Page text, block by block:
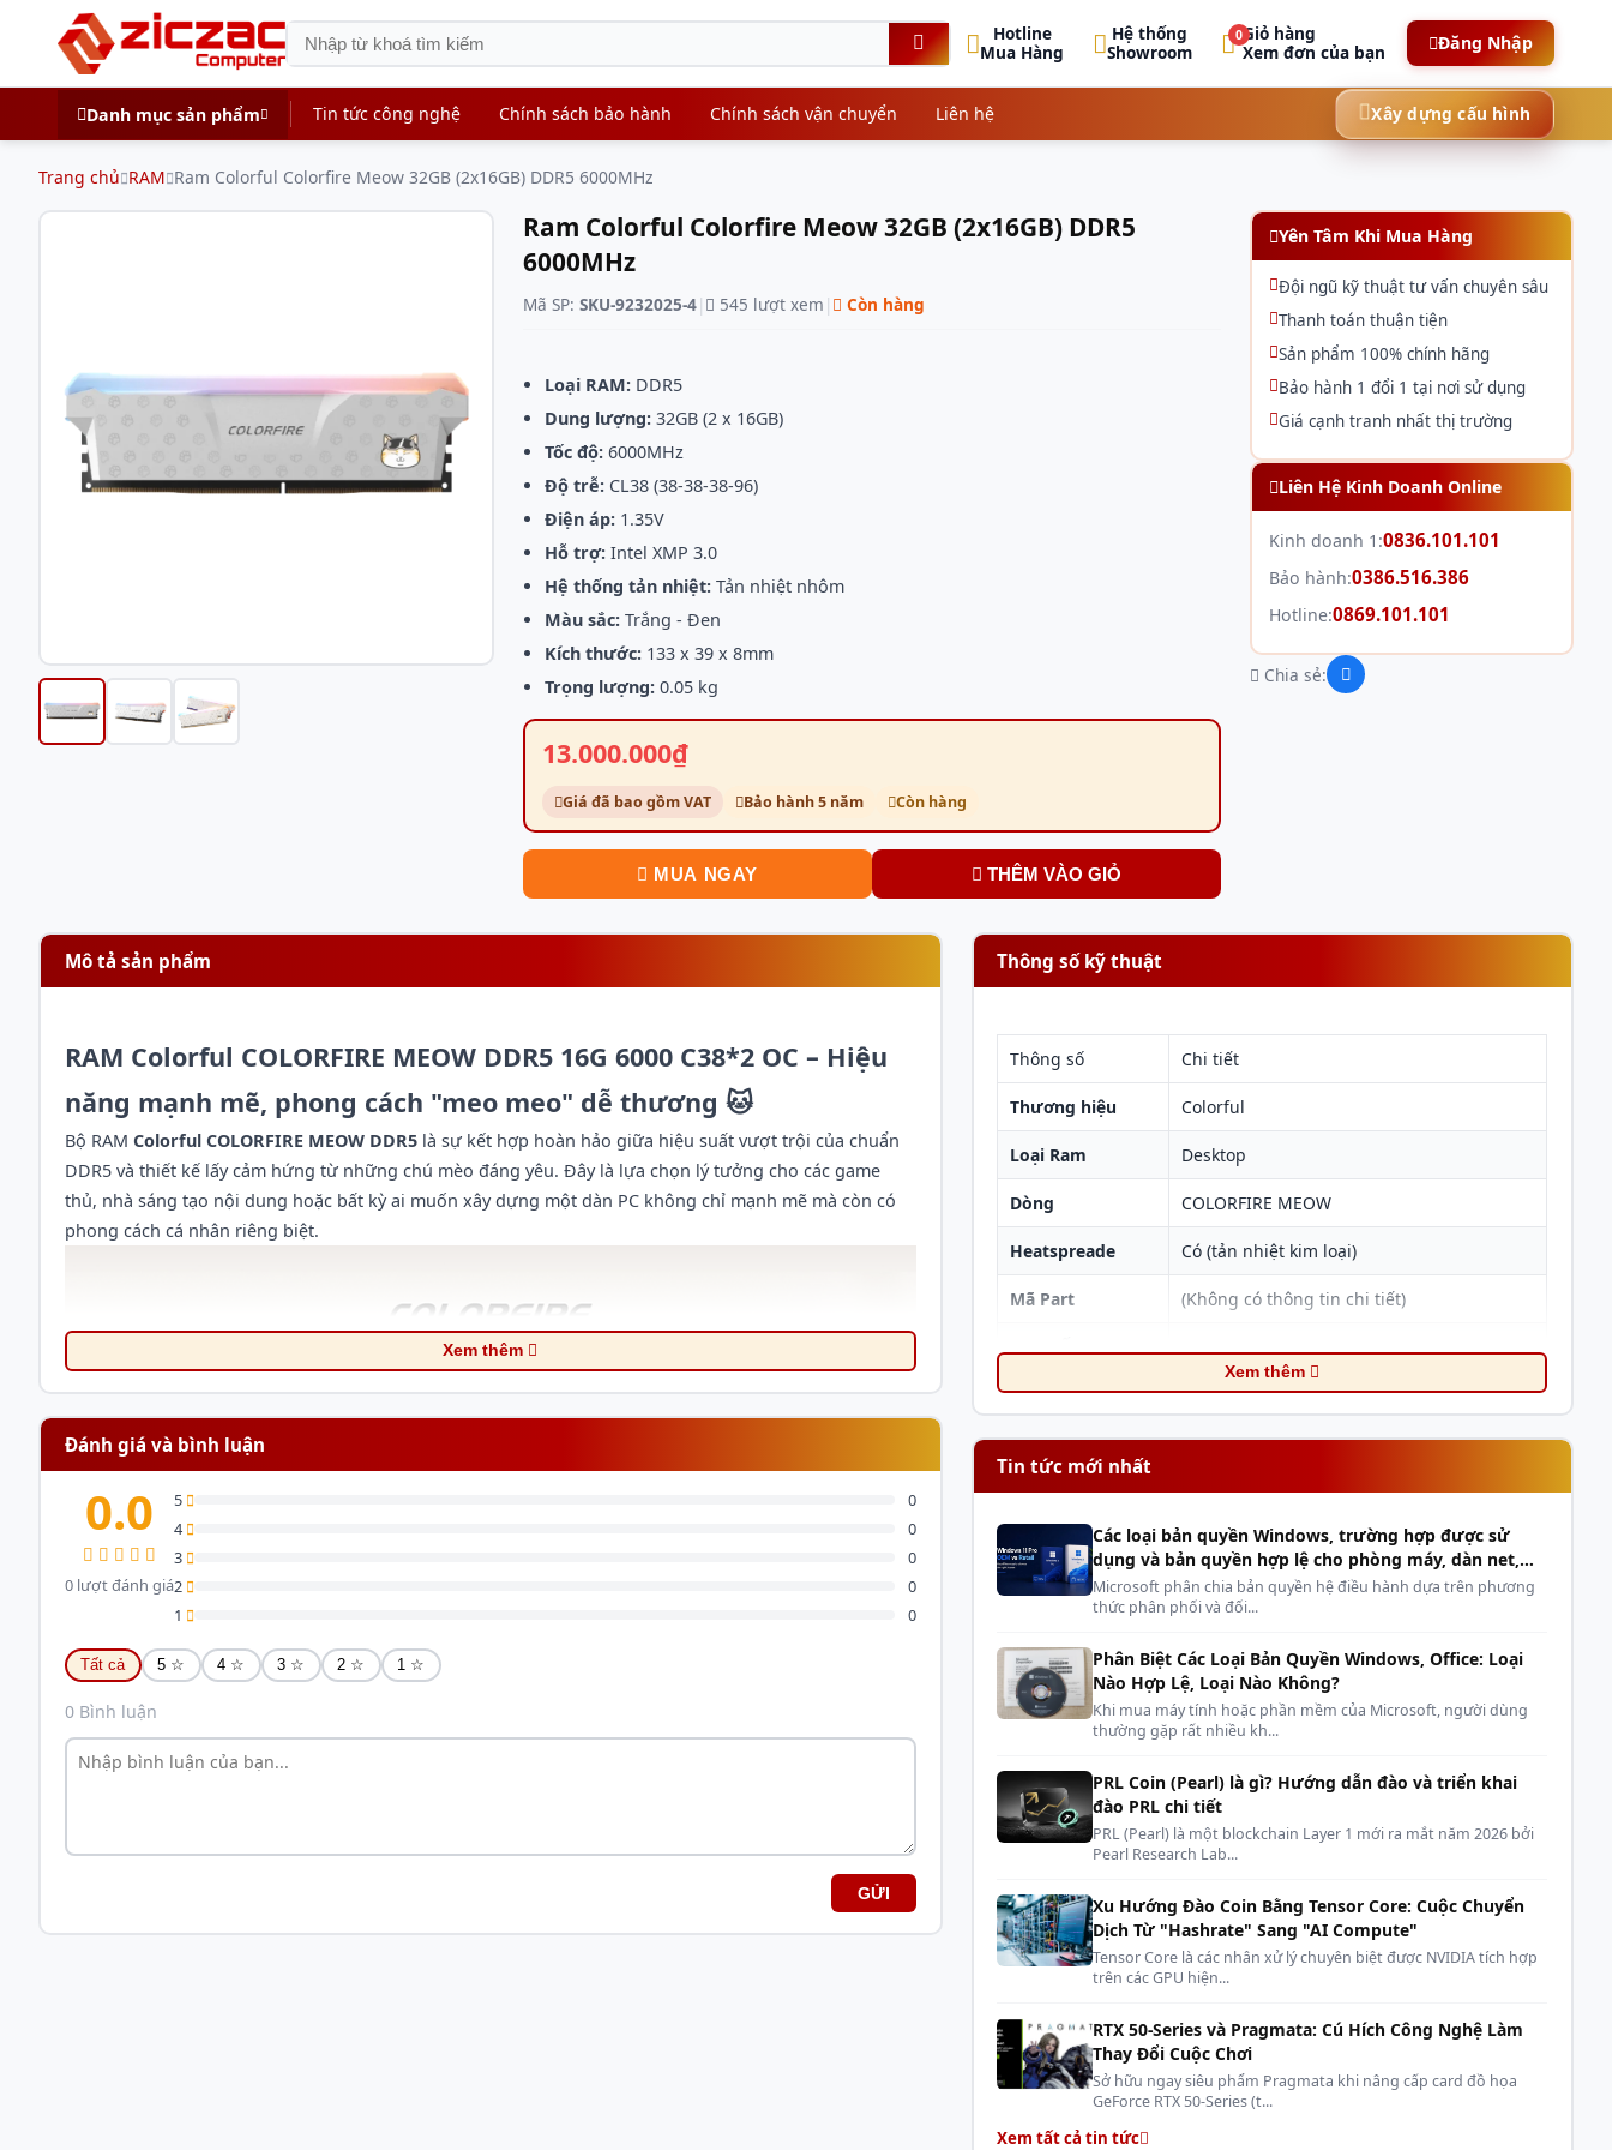
Hotline
Mua Hàng
Hệ thống
Showroom
0Giỏ hàng
Xem đơn của bạn
Đăng Nhập
Danh mục sản phẩm Tin tức công nghệ Chính sách bảo hành Chính sách vận chuyển Liên hệ Xây dựng cấu hình
Trang chủ RAM Ram Colorful Colorfire Meow 32GB (2x16GB) DDR5 6000MHz
Ram Colorful Colorfire Meow 32GB (2x16GB) DDR5
6000MHz
Mã SP: SKU-9232025-4| 545 lượt xem | Còn hàng
Loại RAM: DDR5
Dung lượng: 32GB (2 x 16GB)
Tốc độ: 6000MHz
Độ trễ: CL38 (38-38-38-96)
Điện áp: 1.35V
Hỗ trợ: Intel XMP 3.0
Hệ thống tản nhiệt: Tản nhiệt nhôm
Màu sắc: Trắng - Đen
Kích thước: 133 x 39 x 8mm
Trọng lượng: 0.05 kg
13.000.000₫
Giá đã bao gồm VAT Bảo hành 5 năm Còn hàng
MUA NGAY THÊM VÀO GIỎ
Yên Tâm Khi Mua Hàng
Đội ngũ kỹ thuật tư vấn chuyên sâu
Thanh toán thuận tiện
Sản phẩm 100% chính hãng
Bảo hành 1 đổi 1 tại nơi sử dụng
Giá cạnh tranh nhất thị trường
Liên Hệ Kinh Doanh Online
Kinh doanh 1:0836.101.101
Bảo hành:0386.516.386
Hotline:0869.101.101
Chia sẻ:
Mô tả sản phẩm
RAM Colorful COLORFIRE MEOW DDR5 16G 6000 C38*2 OC – Hiệu
năng mạnh mẽ, phong cách "meo meo" dễ thương 🐱
Bộ RAM Colorful COLORFIRE MEOW DDR5là sự kết hợp hoàn hảo giữa hiệu suất vượt trội của chuẩn
DDR5 và thiết kế lấy cảm hứng từ những chú mèo đáng yêu. Đây là lựa chọn lý tưởng cho các game
thủ, nhà sáng tạo nội dung hoặc bất kỳ ai muốn xây dựng một dàn PC không chỉ mạnh mẽ mà còn có
phong cách cá nhân riêng biệt.
Xem thêm
Đánh giá và bình luận
0.0
0 lượt đánh giá
5
0
4
0
3
0
2
0
1
0
Tất cả 5 ☆ 4 ☆ 3 ☆ 2 ☆ 1 ☆
0 Bình luận
GỬI
Thông số kỹ thuật
Thông số Chi tiết
Thương hiệu Colorful
Loại Ram Desktop
Dòng COLORFIRE MEOW
Heatspreade Có (tản nhiệt kim loại)
Mã Part (Không có thông tin chi tiết)
Dung lượng 32GB (2 x 16GB)
Loại DDR5
Tốc độ 6000 MHz
38-38-38-78
Hiệu điện thế 1.35V
Màu sắc (Thiết kế chủ đạo của dòng Meow)
Có
Màu Led RGB
Xem thêm
Tin tức mới nhất
Các loại bản quyền Windows, trường hợp được sử
dụng và bản quyền hợp lệ cho phòng máy, dàn net,
cyber
Microsoft phân chia bản quyền hệ điều hành dựa trên phương
thức phân phối và đối...
Phân Biệt Các Loại Bản Quyền Windows, Office: Loại
Nào Hợp Lệ, Loại Nào Không?
Khi mua máy tính hoặc phần mềm của Microsoft, người dùng
thường gặp rất nhiều kh...
PRL Coin (Pearl) là gì? Hướng dẫn đào và triển khai
đào PRL chi tiết
PRL (Pearl) là một blockchain Layer 1 mới ra mắt năm 2026 bởi
Pearl Research Lab...
Xu Hướng Đào Coin Bằng Tensor Core: Cuộc Chuyển
Dịch Từ "Hashrate" Sang "AI Compute"
Tensor Core là các nhân xử lý chuyên biệt được NVIDIA tích hợp
trên các GPU hiện...
RTX 50-Series và Pragmata: Cú Hích Công Nghệ Làm
Thay Đổi Cuộc Chơi
Sở hữu ngay siêu phẩm Pragmata khi nâng cấp card đồ họa
GeForce RTX 50-Series (t...
Xem tất cả tin tức